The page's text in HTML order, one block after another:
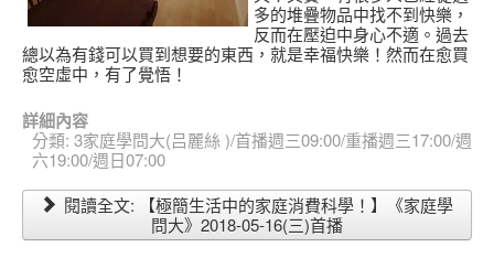
多的堆疊物品中找不到快樂，
反而在壓迫中身心不適。過去
總以為有錢可以買到想要的東西，就是幸福快樂！然而在愈買
愈空虛中，有了覺悟！
詳細內容
分類: 3家庭學問大(吕麗絲 )/首播週三09:00/重播週三17:00/週
六19:00/週日07:00
閱讀全文: 【極簡生活中的家庭消費科學！】《家庭學
問大》2018-05-16(三)首播